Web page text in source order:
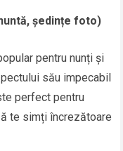
ședințe foto)
pentru nunți și
său impecabil
perfect pentru
te simți încrezătoare